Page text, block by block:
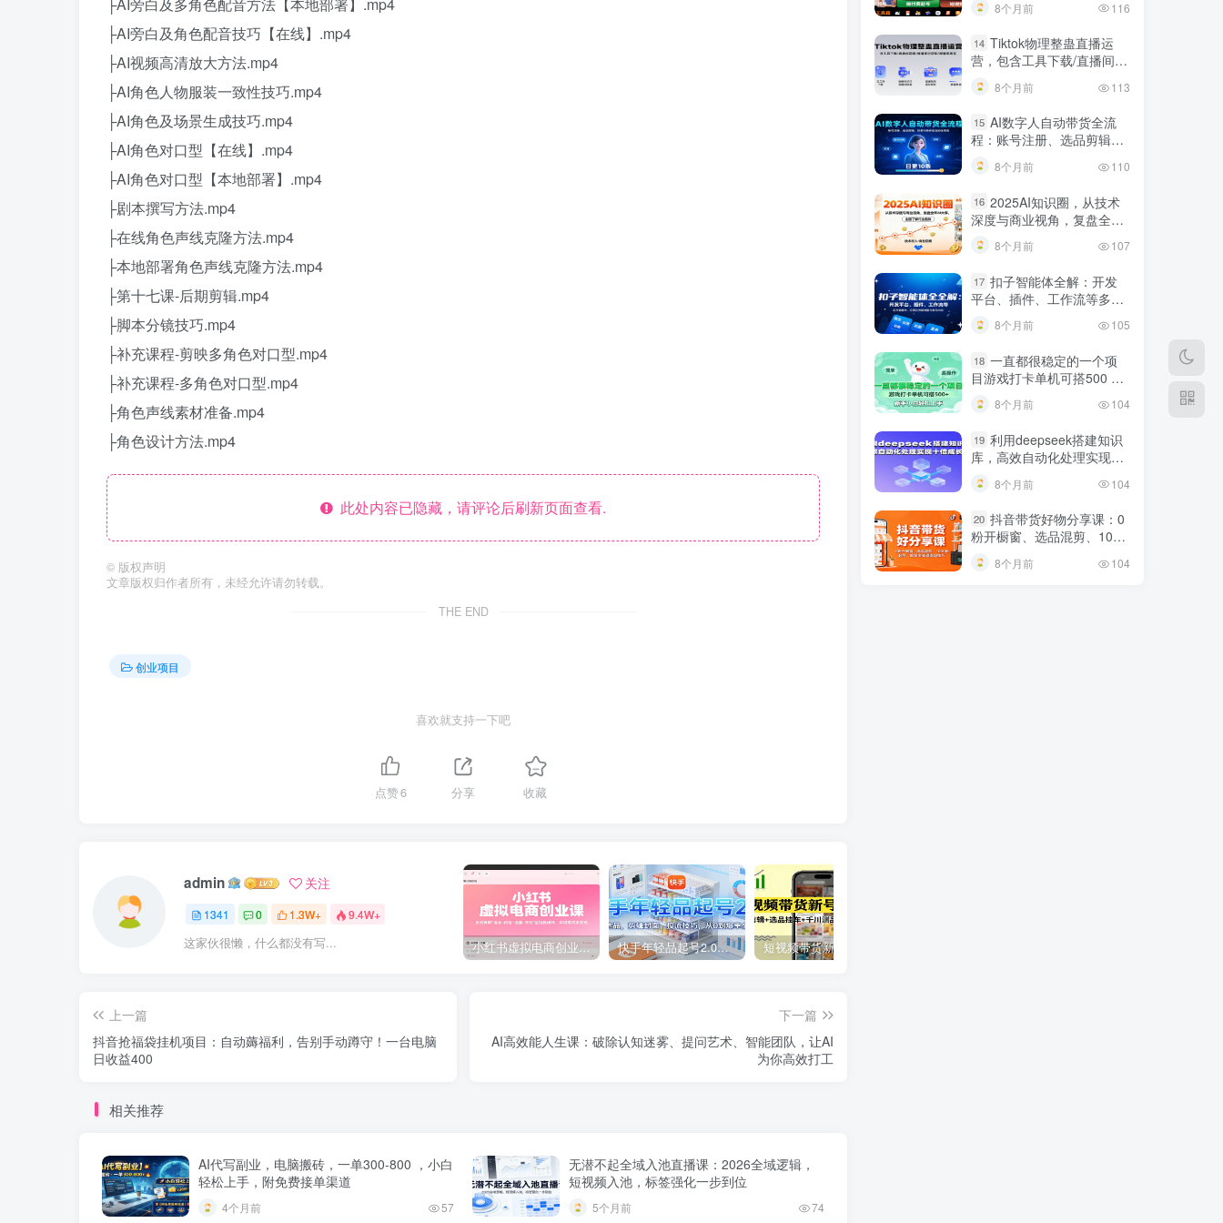
├AI旁白及角色配音技巧【在线】.mp4
├AI视频高清放大方法.mp4
├AI角色人物服装一致性技巧.mp4
├AI角色及场景生成技巧.mp4
├AI角色对口型【在线】.mp4
├AI角色对口型【本地部署】.mp4
├剧本撰写方法.mp4
├在线角色声线克隆方法.mp4
├本地部署角色声线克隆方法.mp4
├第十七课-后期剪辑.mp4
├脚本分镜技巧.mp4
├补充课程-剪映多角色对口型.mp4
├补充课程-多角色对口型.mp4
├角色声线素材准备.mp4
├角色设计方法.mp4
此处内容已隐藏，请评论后刷新页面查看.
© 版权声明
文章版权归作者所有，未经允许请勿转载。
THE END
创业项目
喜欢就支持一下吧
点赞6 分享 收藏
admin 关注
1341 0 1.3W+ 9.4W+
这家伙很懒，什么都没有写... 小红书虚拟电商创业课，系统拆解选品-内容-流量-变现，实现零成本变现 快手年轻品起号2.0：养号选品，剪辑封面，投流技巧，从0到爆单全流程
上一篇
抖音抢福袋挂机项目：自动薅福利，告别手动蹲守！一台电脑
日收益400
下一篇
AI高效能人生课：破除认知迷雾、提问艺术、智能团队，让AI
为你高效打工
相关推荐
AI代写副业，电脑搬砖，一单300-800 ，小白
轻松上手，附免费接单渠道
4个月前 57
无潜不起全域入池直播课：2026全域逻辑，
短视频入池，标签强化一步到位
5个月前 74
规调整技巧
8个月前 116
14 Tiktok物理整蛊直播运
营，包含工具下载/直播间搭
建/直播素材获取/跟播思路
等
8个月前 113
15 AI数字人自动带货全流
程：账号注册、选品剪辑，
日更10条作品自动化变现
8个月前 110
16 2025AI知识圈，从技术
深度与商业视角，复盘全年
AI大事，全面了解行业趋势
8个月前 107
17 扣子智能体全解：开发
平台、插件、工作流等多方
发布内容
8个月前 105
18 一直都很稳定的一个项
目游戏打卡单机可搭500 ，
8个月前 104
19 利用deepseek搭建知识
库，高效自动化处理实现十
倍成长！
8个月前 104
20 抖音带货好物分享课：0
粉开橱窗、选品混剪、1000
粉起号，解锁多渠道变现技
巧
8个月前 104